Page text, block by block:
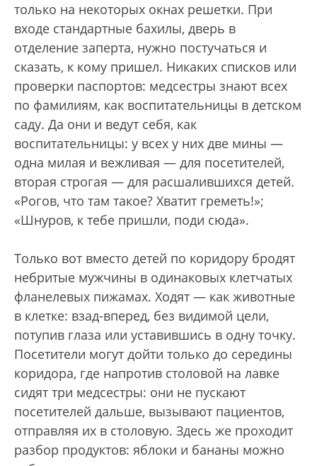
только на некоторых окнах решетки. При
входе стандартные бахилы, дверь в
отделение заперта, нужно постучаться и
сказать, к кому пришел. Никаких списков или
проверки паспортов: медсестры знают всех
по фамилиям, как воспитательницы в детском
саду. Да они и ведут себя, как
воспитательницы: у всех у них две мины —
одна милая и вежливая — для посетителей,
вторая строгая — для расшалившихся детей.
«Рогов, что там такое? Хватит греметь!»;
«Шнуров, к тебе пришли, поди сюда».
Только вот вместо детей по коридору бродят
небритые мужчины в одинаковых клетчатых
фланелевых пижамах. Ходят — как животные
в клетке: взад-вперед, без видимой цели,
потупив глаза или уставившись в одну точку.
Посетители могут дойти только до середины
коридора, где напротив столовой на лавке
сидят три медсестры: они не пускают
посетителей дальше, вызывают пациентов,
отправляя их в столовую. Здесь же проходит
разбор продуктов: яблоки и бананы можно